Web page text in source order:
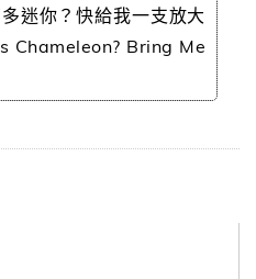
迷你？快給我一支放大
Chameleon? Bring Me